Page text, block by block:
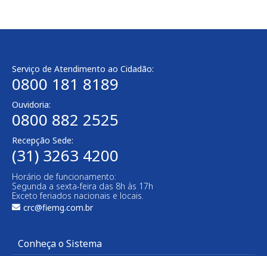
Serviço de Atendimento ao Cidadão:
0800 181 8189
Ouvidoria:
0800 882 2525
Recepção Sede:
(31) 3263 4200
Horário de funcionamento:
Segunda a sexta-feira das 8h às 17h
Exceto feriados nacionais e locais.
crc@fiemg.com.br
Conheça o Sistema